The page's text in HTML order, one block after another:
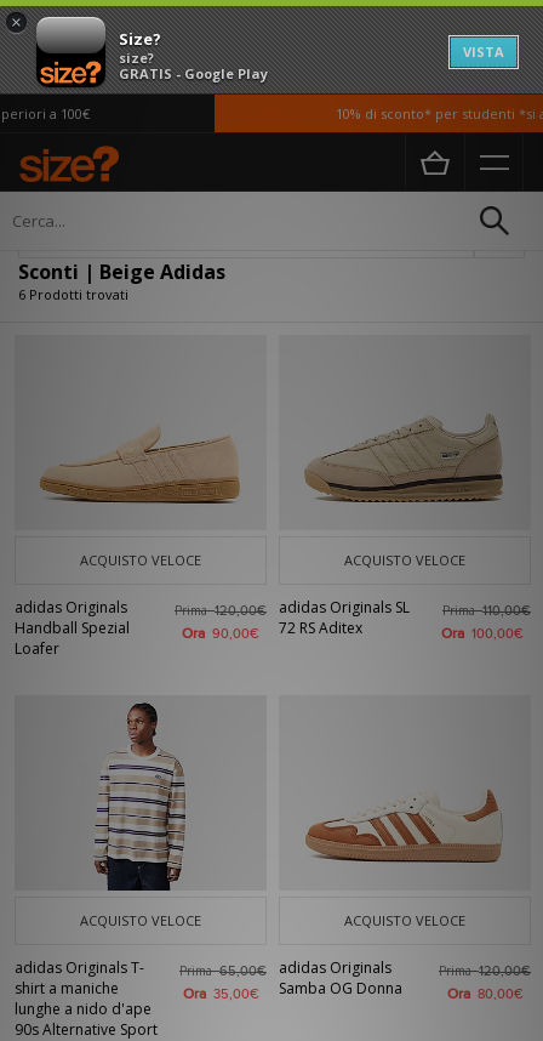
×
Size?
size?
GRATIS - Google Play
VISTA
a 100€ 10% di sconto* per studenti *si
Home Sconti | Beige Adidas
Sconti | Beige Adidas
6 Prodotti trovati
ACQUISTO VELOCE
adidas Originals
Handball Spezial
Loafer
Prima120,00€
Ora 90,00€
ACQUISTO VELOCE
adidas Originals SL
72 RS Aditex
Prima110,00€
Ora 100,00€
ACQUISTO VELOCE
adidas Originals T-
shirt a maniche
lunghe a nido d'ape
90s Alternative Sport
Prima65,00€
Ora 35,00€
ACQUISTO VELOCE
adidas Originals
Samba OG Donna
Prima120,00€
Ora 80,00€